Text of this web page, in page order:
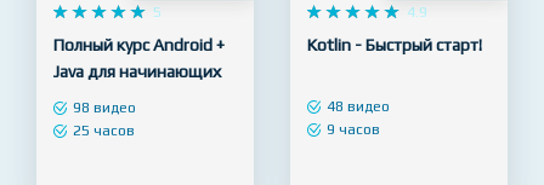
    
     5
Полный курс Android +
Java для начинающих
Premium
Kotlin - Быстрый старт!